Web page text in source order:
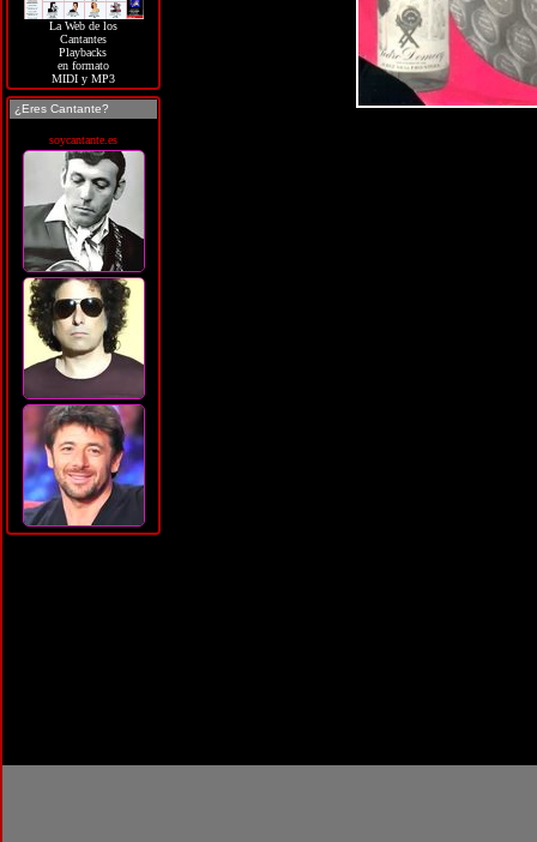
La Web de los
Cantantes
Playbacks
en formato
MIDI y MP3
¿Eres Cantante?
soycantante.es